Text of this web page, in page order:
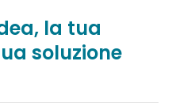
la tua
soluzione